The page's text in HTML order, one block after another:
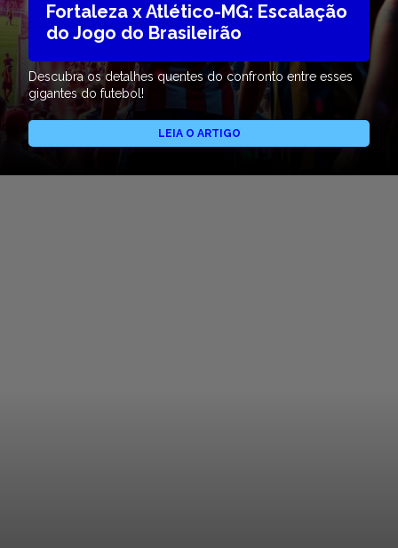
Fortaleza x Atlético-MG: Escalação
do Jogo do Brasileirão
Descubra os detalhes quentes do confronto entre esses
gigantes do futebol!
LEIA O ARTIGO